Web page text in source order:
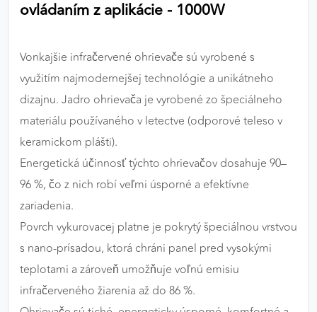
ovládaním z aplikácie - 1000W
Vonkajšie infračervené ohrievače sú vyrobené s
využitím najmodernejšej technológie a unikátneho
dizajnu. Jadro ohrievača je vyrobené zo špeciálneho
materiálu používaného v letectve (odporové teleso v
keramickom plášti).
Energetická účinnosť týchto ohrievačov dosahuje 90–
96 %, čo z nich robí veľmi úsporné a efektívne
zariadenia.
Povrch vykurovacej platne je pokrytý špeciálnou vrstvou
s nano-prísadou, ktorá chráni panel pred vysokými
teplotami a zároveň umožňuje voľnú emisiu
infračerveného žiarenia až do 86 %.
výkon a funkčnosť našich stránok.
Poskytovateľ: Google
MARKETINGOVÉ COOKIES
správania používateľov naprieč webovými
stránkami. Umožňujú nám a našim partnerom
zobrazovať cielenú a relevantnú reklamu, a to na
našom webe aj v reklamných sieťach tretích strán.
Google Ads
Poskytovateľ: Google